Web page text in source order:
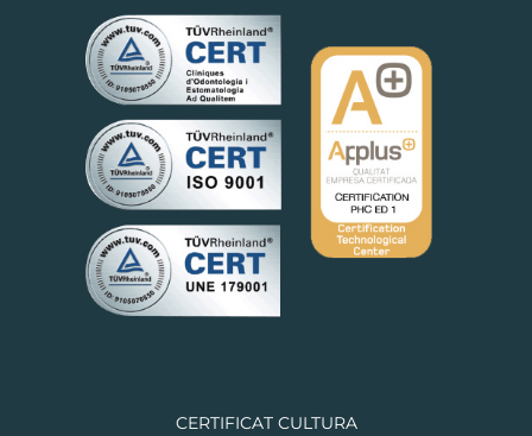
CERTIFICAT CULTURA